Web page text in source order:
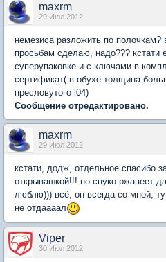
maxrm
29 Июл 2012
немезиса разложить по полочкам?
просьбам сделаю, надо??? кстати
суперупаковке и с ключами в
сертификат( в обухе толщина
пресловутого l04)
Сообщение отредактировано.
maxrm
29 Июл 2012
кстати, додж, отдельное спасибо
открывашкой!!! но сцуко ржавеет
люблю))) всё, он всегда со мной,
не отдаааал
Viper
30 Июл 2012